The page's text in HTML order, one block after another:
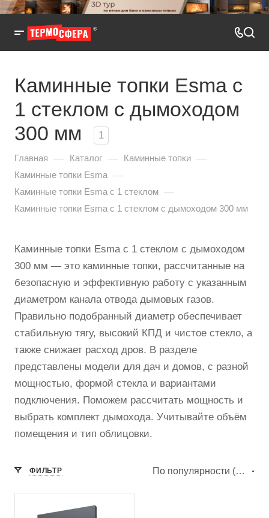
Каминные топки Esma с
1 стеклом с дымоходом
300 мм
1
Главная — Каталог — Каминные топки —
Каминные топки Esma —
Каминные топки Esma с 1 стеклом —
Каминные топки Esma с 1 стеклом с дымоходом 300 мм
Каминные топки Esma с 1 стеклом с дымоходом
300 мм — это каминные топки, рассчитанные на
безопасную и эффективную работу с указанным
диаметром канала отвода дымовых газов.
Правильно подобранный диаметр обеспечивает
стабильную тягу, высокий КПД и чистое стекло, а
также снижает расход дров. В разделе
представлены модели для дач и домов, с разной
мощностью, формой стекла и вариантами
подключения. Поможем рассчитать мощность и
выбрать комплект дымохода. Учитывайте объём
помещения и тип облицовки.
ФИЛЬТР По популярности (убывание)